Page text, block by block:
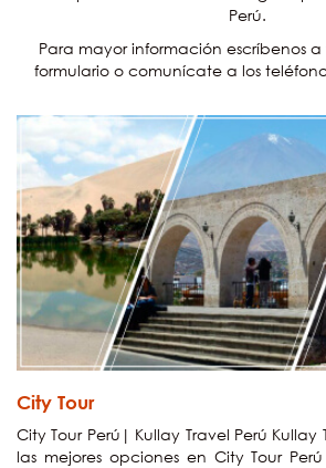
Perú.
Para mayor información escríbenos
formulario o comunícate a los
City Tour
City Tour Perú| Kullay Travel Perú Kullay
las mejores opciones en City Tour